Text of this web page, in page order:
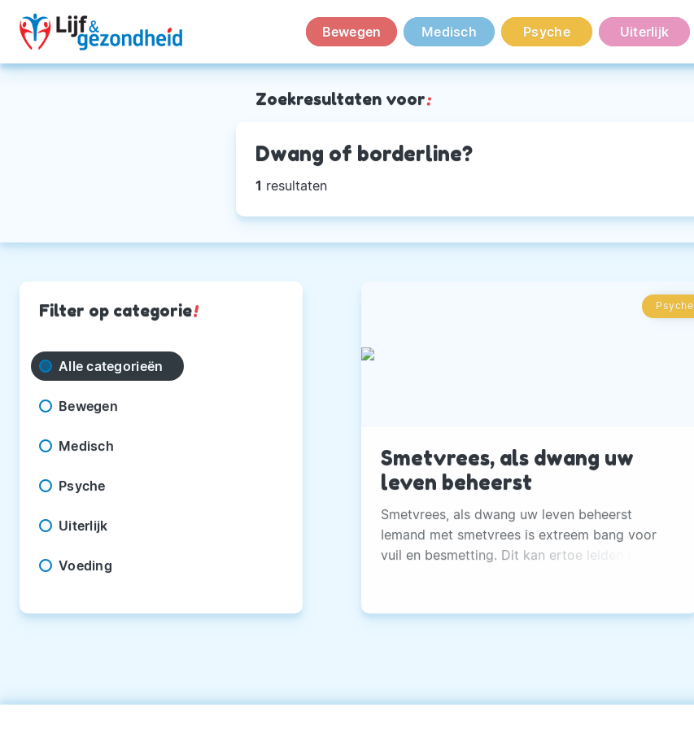
Bewegen Medisch Psyche Uiterlijk
Zoekresultaten voor:
Dwang of borderline?
1 resultaten
Filter op categorie!
Alle categorieën
Bewegen
Medisch
Psyche
Uiterlijk
Voeding
Psyche
Smetvrees, als dwang uw
leven beheerst
Smetvrees, als dwang uw leven beheerst
Iemand met smetvrees is extreem bang voor
vuil en besmetting. Dit kan ertoe leiden dat
zijn of haar handen wast.